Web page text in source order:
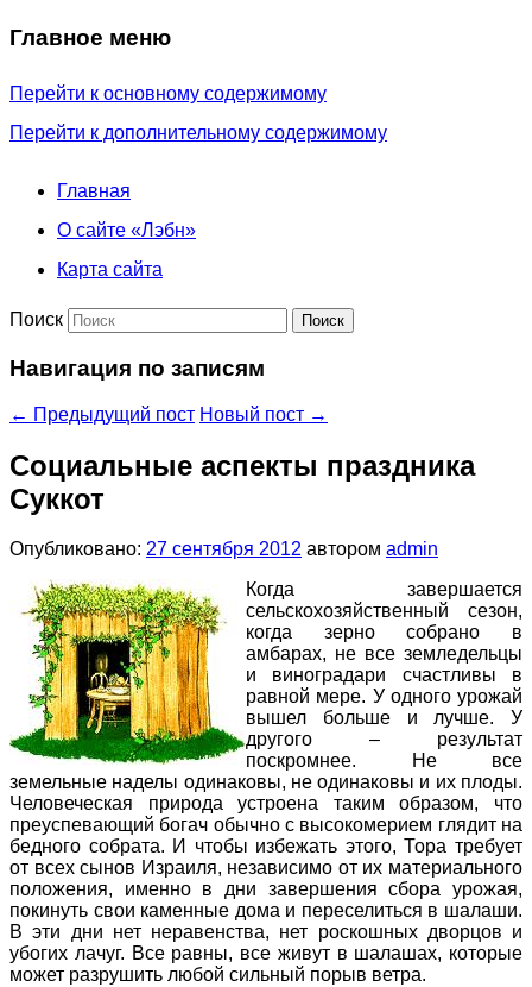
Главное меню
Перейти к основному содержимому
Перейти к дополнительному содержимому
Главная
О сайте «Лэбн»
Карта сайта
Поиск
Навигация по записям
← Предыдущий пост Новый пост →
Социальные аспекты праздника
Суккот
Опубликовано: 27 сентября 2012 автором admin
Когда завершается
сельскохозяйственный сезон,
когда зерно собрано в
амбарах, не все земледельцы
и виноградари счастливы в
равной мере. У одного урожай
вышел больше и лучше. У
другого – результат
поскромнее. Не все
земельные наделы одинаковы, не одинаковы и их плоды.
Человеческая природа устроена таким образом, что
преуспевающий богач обычно с высокомерием глядит на
бедного собрата. И чтобы избежать этого, Тора требует
от всех сынов Израиля, независимо от их материального
положения, именно в дни завершения сбора урожая,
покинуть свои каменные дома и переселиться в шалаши.
В эти дни нет неравенства, нет роскошных дворцов и
убогих лачуг. Все равны, все живут в шалашах, которые
может разрушить любой сильный порыв ветра.